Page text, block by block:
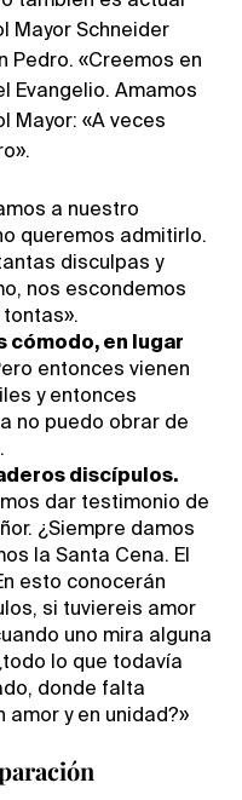
Mayor Schneider
Pedro. «Creemos en
Evangelio. Amamos
Mayor: «A veces
a nuestro
queremos admitirlo.
disculpas y
nos escondemos
cómodo, en lugar
entonces vienen
y entonces
no puedo obrar de
discípulos.
dar testimonio de
¿Siempre damos
la Santa Cena. El
esto conocerán
si tuviereis amor
uno mira alguna
lo que todavía
donde falta
amor y en unidad?»